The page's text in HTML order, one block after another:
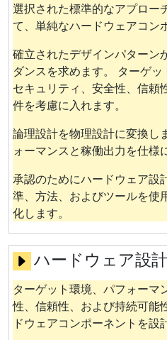
選択された標準的なアプロー
て、単純なハードウェアコン
確立されたデザインパターン
ダンスを求めます。 ターゲッ
セキュリティ、安全性、信頼
件を考慮に入れます。
論理設計を物理設計に変換し
ォーマンスと稼働出力を仕様
承認のためにハードウェア設
準、方法、およびツールを使
化します。
ハードウェア設
ターゲット環境、パフォーマ
性、信頼性、および持続可能
ドウェアコンポーネントを設